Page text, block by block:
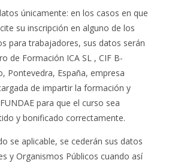
únicamente: en los casos en que
su inscripción en alguno de los
para trabajadores, sus datos serán
de Formación ICA SL , CIF B-
Pontevedra, España, empresa
de impartir la formación y
para que el curso sea
y bonificado correctamente.
se aplicable, se cederán sus datos
y Organismos Públicos cuando así